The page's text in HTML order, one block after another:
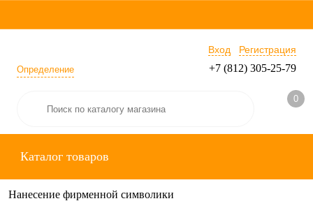
Определение
Вход Регистрация
+7 (812) 305-25-79
0
Каталог товаров
Нанесение фирменной символики